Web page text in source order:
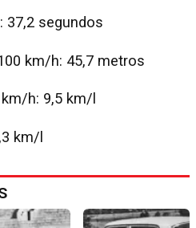
37,2 segundos
km/h: 45,7 metros
h: 9,5 km/l
km/l